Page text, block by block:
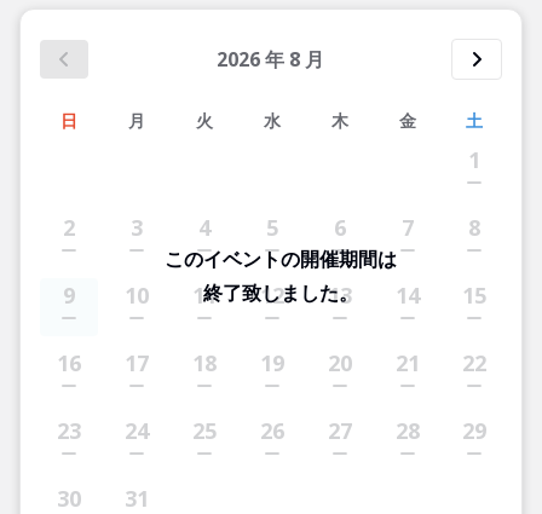
2026年 8 月
日 月 火 水 木 金 土
1
2 3 4 5 6 7 8
9 10 11 12 13 14 15
16 17 18 19 20 21 22
23 24 25 26 27 28 29
30 31
このイベントの開催期間は
終了致しました。